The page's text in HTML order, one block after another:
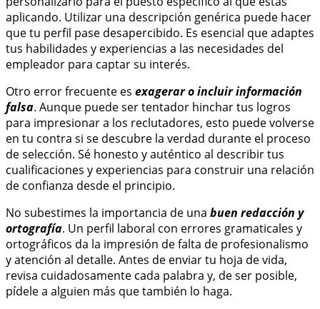
aplicando. Utilizar una descripción genérica puede hacer
que tu perfil pase desapercibido. Es esencial que adaptes
tus habilidades y experiencias a las necesidades del
empleador para captar su interés.
Otro error frecuente es exagerar o incluir información
falsa. Aunque puede ser tentador hinchar tus logros
para impresionar a los reclutadores, esto puede volverse
en tu contra si se descubre la verdad durante el proceso
de selección. Sé honesto y auténtico al describir tus
cualificaciones y experiencias para construir una relación
de confianza desde el principio.
No subestimes la importancia de una buen redacción y
ortografía. Un perfil laboral con errores gramaticales y
ortográficos da la impresión de falta de profesionalismo
y atención al detalle. Antes de enviar tu hoja de vida,
revisa cuidadosamente cada palabra y, de ser posible,
pídele a alguien más que también lo haga.